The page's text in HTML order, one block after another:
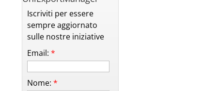
Iscriviti per essere
sempre aggiornato
sulle nostre iniziative
Email: *
Nome: *